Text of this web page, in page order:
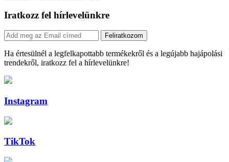
Iratkozz fel hírlevelünkre
Feliratkozom
Ha értesülnél a legfelkapottabb termékekről és a legújabb hajápolási
trendekről, iratkozz fel a hírlevelünkre!
Instagram
TikTok